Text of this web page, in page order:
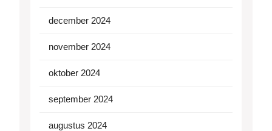
december 2024
november 2024
oktober 2024
september 2024
augustus 2024